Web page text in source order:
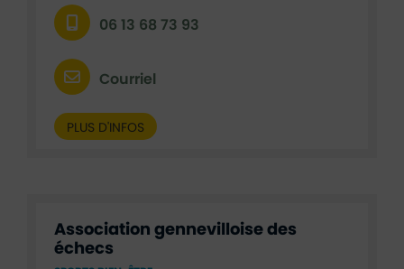
06 13 68 73 93
Courriel
PLUS D'INFOS
Association gennevilloise des
échecs